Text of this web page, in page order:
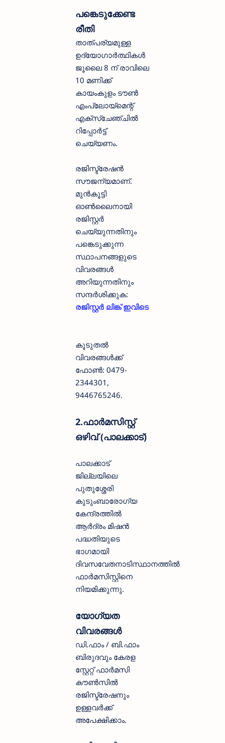
പങ്കെടുക്കേണ്ട
രീതി
താത്പര്യമുള്ള
ഉദ്യോഗാർത്ഥികൾ
ജൂലൈ 8 ന് രാവിലെ
10 മണിക്ക്
കായംകുളം ടൗൺ
എംപ്ലോയ്മെന്റ്
എക്സ്ചേഞ്ചിൽ
റിപ്പോർട്ട്
ചെയ്യണം.
രജിസ്ട്രേഷൻ
സൗജന്യമാണ്.
മുൻകൂട്ടി
ഓൺലൈനായി
രജിസ്റ്റർ
ചെയ്യുന്നതിനും
പങ്കെടുക്കുന്ന
സ്ഥാപനങ്ങളുടെ
വിവരങ്ങൾ
അറിയുന്നതിനും
സന്ദർശിക്കുക:
രജിസ്റ്റർ ലിങ്ക് ഇവിടെ
കൂടുതൽ
വിവരങ്ങൾക്ക്
ഫോൺ: 0479-
2344301,
9446765246.
2.ഫാർമസിസ്റ്റ്
ഒഴിവ് (പാലക്കാട്)
പാലക്കാട്
ജില്ലയിലെ
പുതുശ്ശേരി
കുടുംബാരോഗ്യ
കേന്ദ്രത്തിൽ
ആർദ്രം മിഷൻ
പദ്ധതിയുടെ
ഭാഗമായി
ദിവസവേതനാടിസ്ഥാനത്തിൽ
ഫാർമസിസ്റ്റിനെ
നിയമിക്കുന്നു.
യോഗ്യത
വിവരങ്ങൾ
ഡി.ഫാം / ബി.ഫാം
ബിരുദവും കേരള
സ്റ്റേറ്റ് ഫാർമസി
കൗൺസിൽ
രജിസ്ട്രേഷനും
ഉള്ളവർക്ക്
അപേക്ഷിക്കാം.